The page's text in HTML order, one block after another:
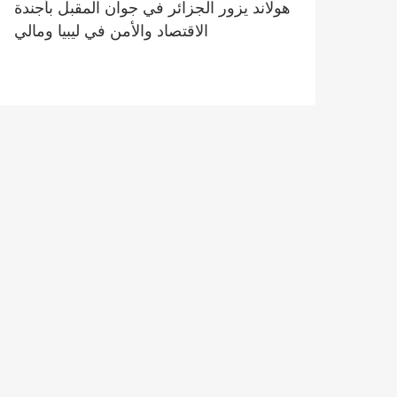
هولاند يزور الجزائر في جوان المقبل بأجندة
الاقتصاد والأمن في ليبيا ومالي